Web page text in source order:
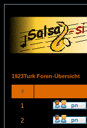
1923Turk Foren-Übersicht
#
1
2